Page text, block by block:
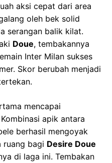
aksi cepat dari area
oleh bek solid
serangan balik kilat.
Doue, tembakannya
Inter Milan sukses
Skor berubah menjadi
mencapai
apik antara
berhasil mengoyak
ruang bagi Desire Doue
di laga ini. Tembakan